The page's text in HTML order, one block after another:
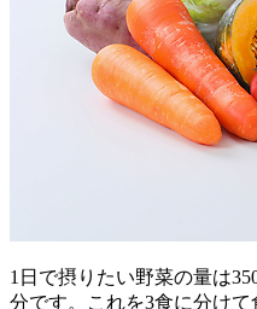
1日で摂りたい野菜の量は
分です。これを3食に分け